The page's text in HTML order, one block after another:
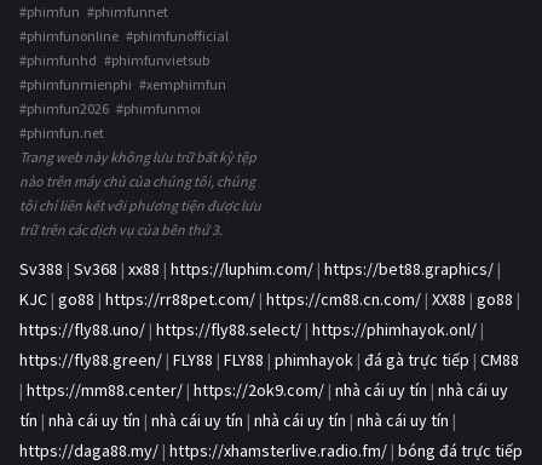
#phimfun #phimfunnet
#phimfunonline #phimfunofficial
#phimfunhd #phimfunvietsub
#phimfunmienphi #xemphimfun
#phimfun2026 #phimfunmoi
#phimfun.net
Trang web này không lưu trữ bất kỳ tệp
nào trên máy chủ của chúng tôi, chúng
tôi chỉ liên kết với phương tiện được lưu
trữ trên các dịch vụ của bên thứ 3.
Sv388 | Sv368 | xx88 | https://luphim.com/ | https://bet88.graphics/ |
KJC | go88 | https://rr88pet.com/ | https://cm88.cn.com/ | XX88 | go88 |
https://fly88.uno/ | https://fly88.select/ | https://phimhayok.onl/ |
https://fly88.green/ | FLY88 | FLY88 | phimhayok | đá gà trực tiếp | CM88
| https://mm88.center/ | https://2ok9.com/ | nhà cái uy tín | nhà cái uy
tín | nhà cái uy tín | nhà cái uy tín | nhà cái uy tín | nhà cái uy tín |
https://daga88.my/ | https://xhamsterlive.radio.fm/ | bóng đá trực tiếp